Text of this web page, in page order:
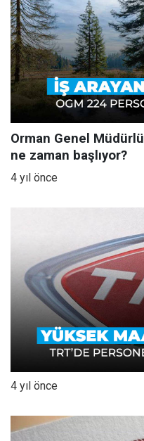
Orman Genel
ne zaman başlıyor?
4 yıl önce
4 yıl önce